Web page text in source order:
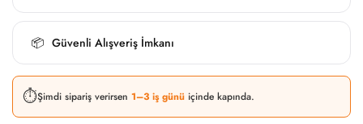
📦 Güvenli Alışveriş İmkanı
⏱️Şimdi sipariş verirsen 1–3 iş günü içinde kapında.